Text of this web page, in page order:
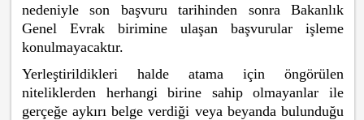
nedeniyle son başvuru tarihinden sonra Bakanlık
Genel Evrak birimine ulaşan başvurular işleme
konulmayacaktır.
Yerleştirildikleri halde atama için öngörülen
niteliklerden herhangi birine sahip olmayanlar ile
gerçeğe aykırı belge verdiği veya beyanda bulunduğu